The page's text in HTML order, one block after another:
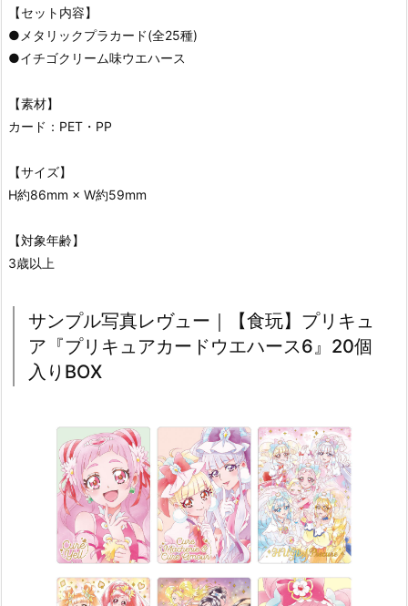
【セット内容】
●メタリックプラカード(全25種)
●イチゴクリーム味ウエハース
【素材】
カード：PET・PP
【サイズ】
H約86mm × W約59mm
【対象年齢】
3歳以上
サンプル写真レヴュー｜【食玩】プリキュ
ア『プリキュアカードウエハース6』20個
入りBOX